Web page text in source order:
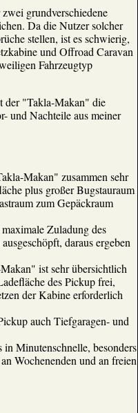
grundverschiedene
Da die Nutzer solcher
stellen, ist es schwierig,
und Offroad Caravan
Fahrzeugtyp
der "Takla-Makan" die
und Nachteile aus meiner
Makan" zusammen sehr
plus großer Bugstauraum
zum Gepäckraum
Zuladung des
daraus ergeben
ist sehr übersichtlich
des Pickup frei,
der Kabine erforderlich
auch Tiefgaragen- und
Minutenschnelle, besonders
Wochenenden und an freien